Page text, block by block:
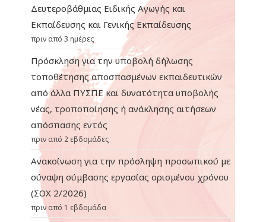
Δευτεροβάθμιας Ειδικής Αγωγής και
Εκπαίδευσης και Γενικής Εκπαίδευσης
πριν από 3 ημέρες
Πρόσκληση για την υποβολή δήλωσης
τοποθέτησης αποσπασμένων εκπαιδευτικών
από άλλα ΠΥΣΠΕ και δυνατότητα υποβολής
νέας, τροποποίησης ή ανάκλησης αιτήσεων
απόσπασης εντός
πριν από 2 εβδομάδες
Ανακοίνωση για την πρόσληψη προσωπικού με
σύναψη σύμβασης εργασίας ορισμένου χρόνου
(ΣΟΧ 2/2026)
πριν από 1 εβδομάδα